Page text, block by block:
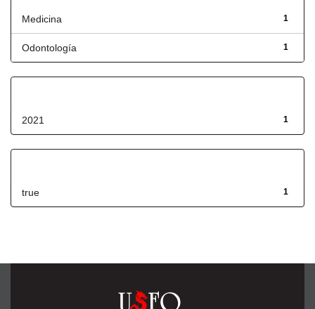
1
Medicina
1
Odontología
1
2021
1
true